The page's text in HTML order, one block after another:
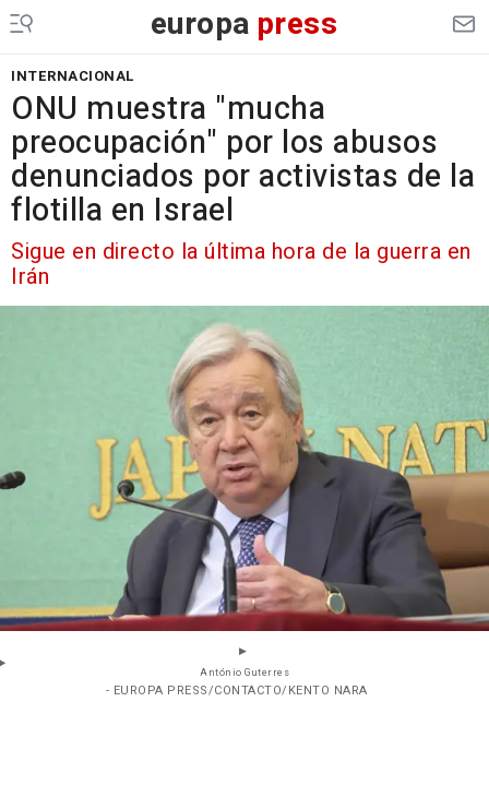
europa press
INTERNACIONAL
ONU muestra "mucha
preocupación" por los abusos
denunciados por activistas de la
flotilla en Israel
Sigue en directo la última hora de la guerra en
Irán
António Guterres
- EUROPA PRESS/CONTACTO/KENTO NARA